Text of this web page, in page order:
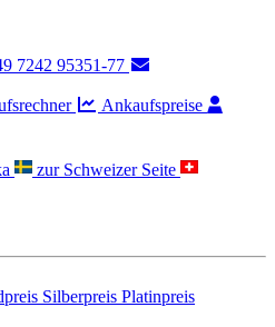
7242 95351-77
Ankaufspreise
zur Schweizer Seite
Silberpreis Platinpreis